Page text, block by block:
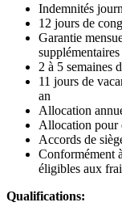
Indemnités
12 jours de
Garantie
2 à 5 semaines
11 jours de
an
Allocation
Allocation pour
Accords de
Conformément
éligibles aux
Qualifications: